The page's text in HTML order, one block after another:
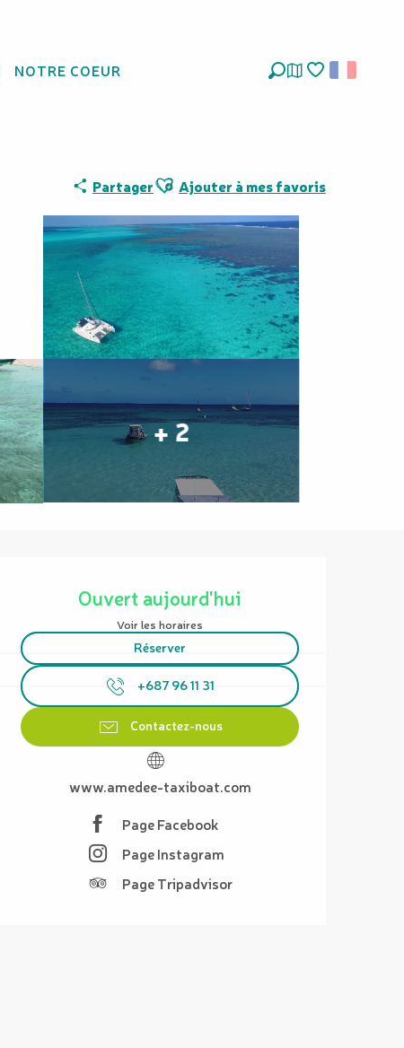
NOTRE COEUR
PartagerAjouter aux favoris
Ajouter à mes favoris
+ 2
Ouvert aujourd'hui
Voir les horaires
Réserver
+687 96 11 31
Contactez-nous
www.amedee-taxiboat.com
Page Facebook
Page Instagram
Page Tripadvisor